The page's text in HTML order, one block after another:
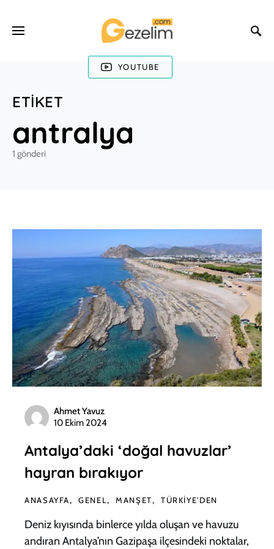
YOUTUBE
ETIKET
antralya
1 gönderi
Ahmet Yavuz
10 Ekim 2024
Antalya’daki ‘doğal havuzlar’
hayran bırakıyor
ANASAYFA GENEL MANŞET TÜRKIYE'DEN
Deniz kıyısında binlerce yılda oluşan ve havuzu
andıran Antalya’nın Gazipaşa ilçesindeki noktalar,